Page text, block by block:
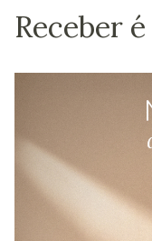
Receber